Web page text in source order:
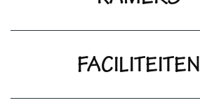
FACILITEITEN